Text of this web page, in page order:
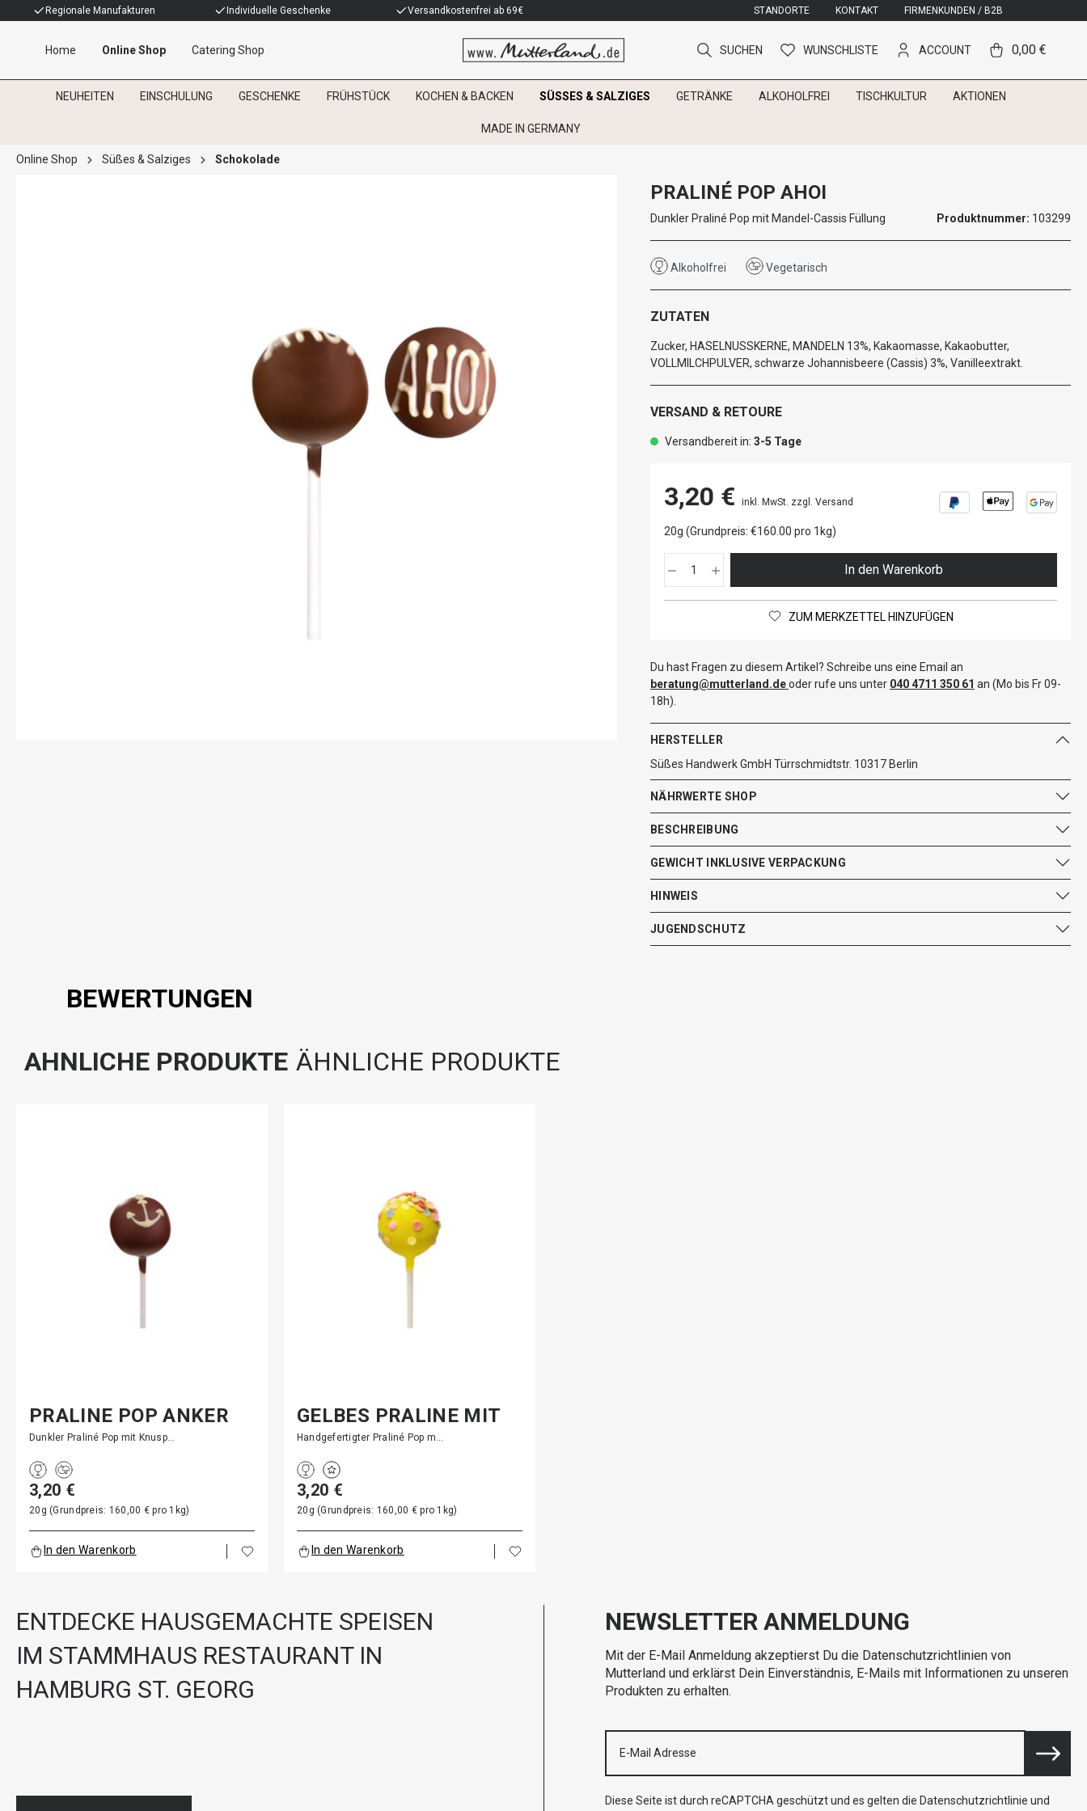
Regionale Manufakturen Individuelle Geschenke Versandkostenfrei ab 69€ STANDORTE KONTAKT FIRMENKUNDEN / B2B
Home Online Shop Catering Shop SUCHEN WUNSCHLISTE ACCOUNT 0,00 €
NEUHEITEN EINSCHULUNG GESCHENKE FRÜHSTÜCK KOCHEN & BACKEN SÜSSES & SALZIGES GETRÄNKE ALKOHOLFREI TISCHKULTUR AKTIONEN
MADE IN GERMANY
Online Shop Süßes & Salziges Schokolade
PRALINÉ POP AHOI
Dunkler Praliné Pop mit Mandel-Cassis Füllung Produktnummer: 103299
Alkoholfrei Vegetarisch
ZUTATEN
Zucker, HASELNUSSKERNE, MANDELN 13%, Kakaomasse, Kakaobutter,
VOLLMILCHPULVER, schwarze Johannisbeere (Cassis) 3%, Vanilleextrakt.
VERSAND & RETOURE
Versandbereit in: 3-5 Tage
3,20 € inkl. MwSt. zzgl. Versand
20g (Grundpreis: €160.00 pro 1kg)
In den Warenkorb
ZUM MERKZETTEL HINZUFÜGEN
Du hast Fragen zu diesem Artikel? Schreibe uns eine Email an
beratung@mutterland.deoder rufe uns unter 040 4711 350 61 an (Mo bis Fr 09-
18h).
HERSTELLER
Süßes Handwerk GmbH Türrschmidtstr. 10317 Berlin
NÄHRWERTE SHOP
BESCHREIBUNG
GEWICHT INKLUSIVE VERPACKUNG
HINWEIS
JUGENDSCHUTZ
BEWERTUNGEN
AHNLICHE PRODUKTE ÄHNLICHE PRODUKTE
PRALINÉ POP ANKER
Dunkler Praliné Pop mit Knusp…
3,20 €
20g (Grundpreis: 160,00 € pro 1kg)
In den Warenkorb
GELBES PRALINÉ MIT
KONF…
Handgefertigter Praliné Pop m…
3,20 €
20g (Grundpreis: 160,00 € pro 1kg)
In den Warenkorb
ENTDECKE HAUSGEMACHTE SPEISEN
IM STAMMHAUS RESTAURANT IN
HAMBURG ST. GEORG
NEWSLETTER ANMELDUNG
Mit der E-Mail Anmeldung akzeptierst Du die Datenschutzrichtlinien von
Mutterland und erklärst Dein Einverständnis, E-Mails mit Informationen zu unseren
Produkten zu erhalten.
Diese Seite ist durch reCAPTCHA geschützt und es gelten die Datenschutzrichtlinie und